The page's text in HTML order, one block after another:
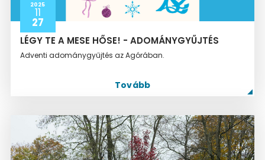
2025
11
27
LÉGY TE A MESE HŐSE! - ADOMÁNYGYŰJTÉS
Adventi adománygyűjtés az Agórában.
Tovább